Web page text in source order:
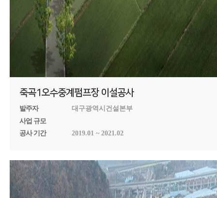
죽곡1오수중계펌프장 이설공사
발주자
대구광역시건설본부
사업 규모
공사 기간
2019.01 ~ 2021.02